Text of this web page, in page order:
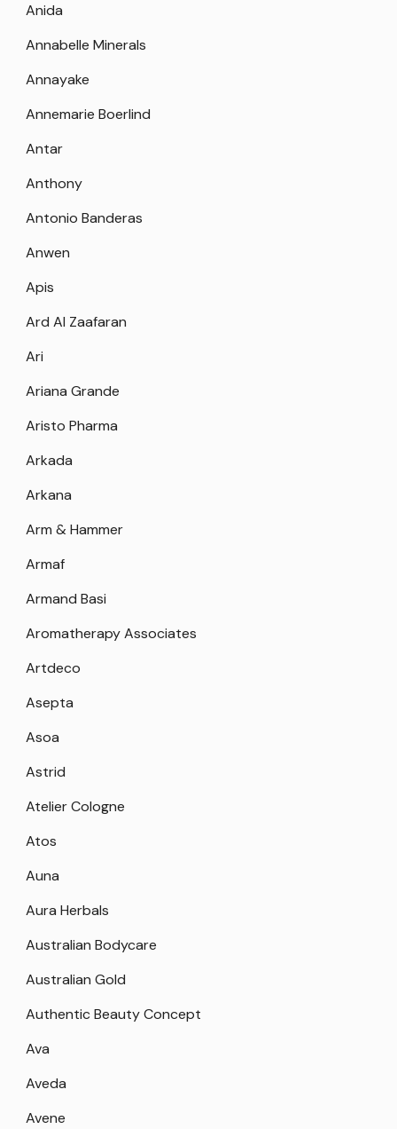
Anida
Annabelle Minerals
Annayake
Annemarie Boerlind
Antar
Anthony
Antonio Banderas
Anwen
Apis
Ard Al Zaafaran
Ari
Ariana Grande
Aristo Pharma
Arkada
Arkana
Arm & Hammer
Armaf
Armand Basi
Aromatherapy Associates
Artdeco
Asepta
Asoa
Astrid
Atelier Cologne
Atos
Auna
Aura Herbals
Australian Bodycare
Australian Gold
Authentic Beauty Concept
Ava
Aveda
Avene